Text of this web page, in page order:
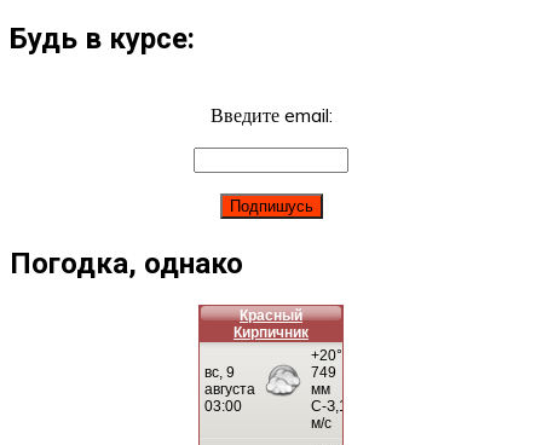
Будь в курсе:
Введите email:
Погодка, однако
Красный
Кирпичник